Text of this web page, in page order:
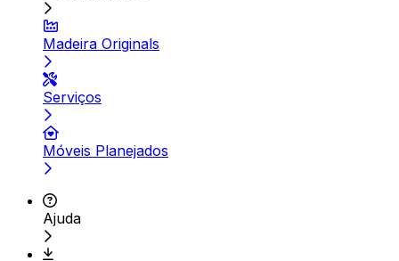
Madeira Originals
Serviços
Móveis Planejados
Ajuda